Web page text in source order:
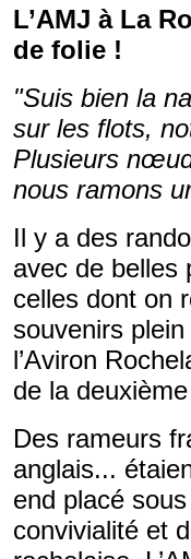
L’AMJ à La
de folie !
"Suis bien la
sur les flots,
Plusieurs
nous ramons
Il y a des
avec de belles
celles dont on
souvenirs
l’Aviron
de la
Des rameurs
anglais...
end placé
convivialité et